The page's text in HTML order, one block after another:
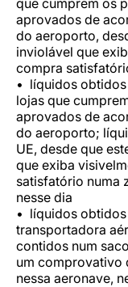
que cumprem os
aprovados de
do aeroporto,
inviolável que
compra
líquidos
lojas que
aprovados de
do aeroporto;
UE, desde que
que exiba
satisfatório numa
nesse dia
líquidos
transportadora
contidos num
um comprovativo
nessa aeronave,